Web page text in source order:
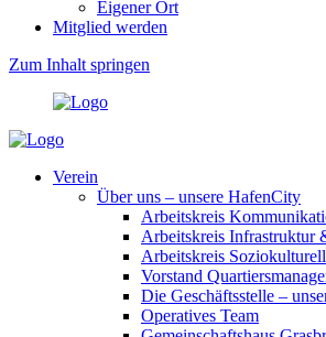
Eigener Ort
Mitglied werden
Zum Inhalt springen
Verein
Über uns – unsere HafenCity
Arbeitskreis
Arbeitskreis Infrastruktur
Arbeitskreis
Vorstand
Die Geschäftsstelle –
Operatives Team